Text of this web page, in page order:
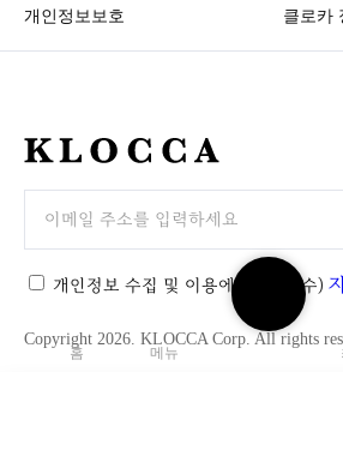
검
색
하
홈 메뉴
개인정보보호 클로카
K
C
개인정보 수집 및 이용에 동의 (필수)
Copyright 2026. KLOCCA Corp. All rights